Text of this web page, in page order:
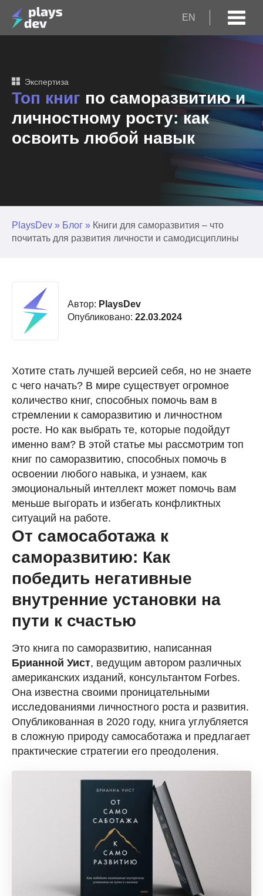
EN
Экспертиза
Топ книг по саморазвитию и
личностному росту: как
освоить любой навык
PlaysDev » Блог » Книги для саморазвития – что
почитать для развития личности и самодисциплины
Автор: PlaysDev
Опубликовано: 22.03.2024
Хотите стать лучшей версией себя, но не знаете
с чего начать? В мире существует огромное
количество книг, способных помочь вам в
стремлении к саморазвитию и личностном
росте. Но как выбрать те, которые подойдут
именно вам? В этой статье мы рассмотрим топ
книг по саморазвитию, способных помочь в
освоении любого навыка, и узнаем, как
эмоциональный интеллект может помочь вам
меньше выгорать и избегать конфликтных
ситуаций на работе.
От самосаботажа к
саморазвитию: Как
победить негативные
внутренние установки на
пути к счастью
Это книга по саморазвитию, написанная
Брианной Уист, ведущим автором различных
американских изданий, консультантом Forbes.
Она известна своими проницательными
исследованиями личностного роста и развития.
Опубликованная в 2020 году, книга углубляется
в сложную природу самосаботажа и предлагает
практические стратегии его преодоления.